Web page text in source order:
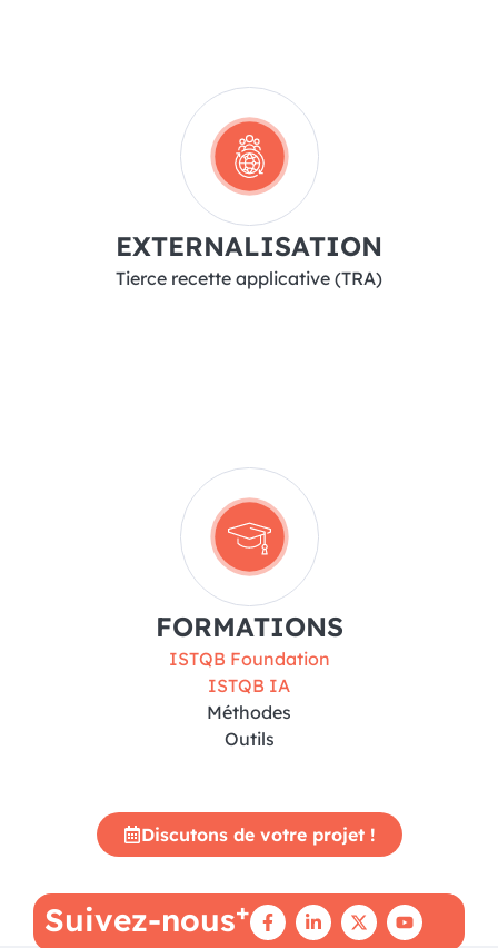
EXTERNALISATION
Tierce recette applicative (TRA)
FORMATIONS
ISTQB Foundation
ISTQB IA
Méthodes
Outils
Discutons de votre projet !
Suivez-nous+